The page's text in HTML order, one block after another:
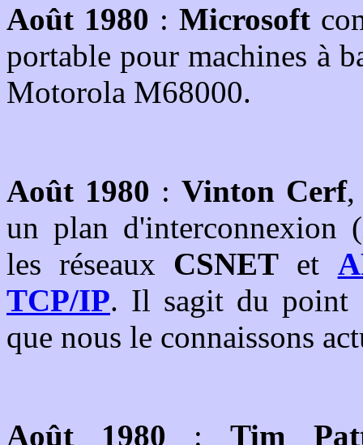
Août 1980 : Microsoft
portable pour machines à
Motorola M68000.
Août 1980 : Vinton Cerf,
un plan d'interconnexion (
les réseaux CSNET et
TCP/IP. Il sagit du point
que nous le connaissons
Août 1980 :Tim